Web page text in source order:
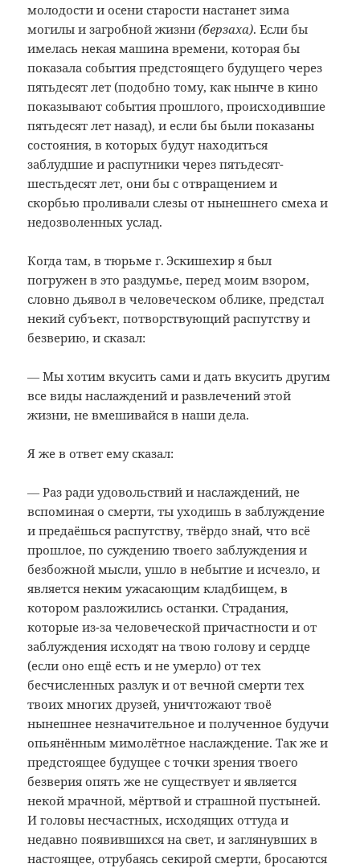
молодости и осени старости настанет зима
могилы и загробной жизни(берзаха). Если бы
имелась некая машина времени, которая бы
показала события предстоящего будущего через
пятьдесят лет (подобно тому, как нынче в кино
показывают события прошлого, происходившие
пятьдесят лет назад), и если бы были показаны
состояния, в которых будут находиться
заблудшие и распутники через пятьдесят-
шестьдесят лет, они бы с отвращением и
скорбью проливали слезы от нынешнего смеха и
недозволенных услад.
Когда там, в тюрьме г. Эскишехир я был
погружен в это раздумье, перед моим взором,
словно дьявол в человеческом облике, предстал
некий субъект, потворствующий распутству и
безверию, и сказал:
― Мы хотим вкусить сами и дать вкусить другим
все виды наслаждений и развлечений этой
жизни, не вмешивайся в наши дела.
Я же в ответ ему сказал:
― Раз ради удовольствий и наслаждений, не
вспоминая о смерти, ты уходишь в заблуждение
и предаёшься распутству, твёрдо знай, что всё
прошлое, по суждению твоего заблуждения и
безбожной мысли, ушло в небытие и исчезло, и
является неким ужасающим кладбищем, в
котором разложились останки. Страдания,
которые из-за человеческой причастности и от
заблуждения исходят на твою голову и сердце
(если оно ещё есть и не умерло) от тех
бесчисленных разлук и от вечной смерти тех
твоих многих друзей, уничтожают твоё
нынешнее незначительное и полученное будучи
опьянённым мимолётное наслаждение. Так же и
предстоящее будущее с точки зрения твоего
безверия опять же не существует и является
некой мрачной, мёртвой и страшной пустыней.
И головы несчастных, исходящих оттуда и
недавно появившихся на свет, и заглянувших в
настоящее, отрубаясь секирой смерти, бросаются